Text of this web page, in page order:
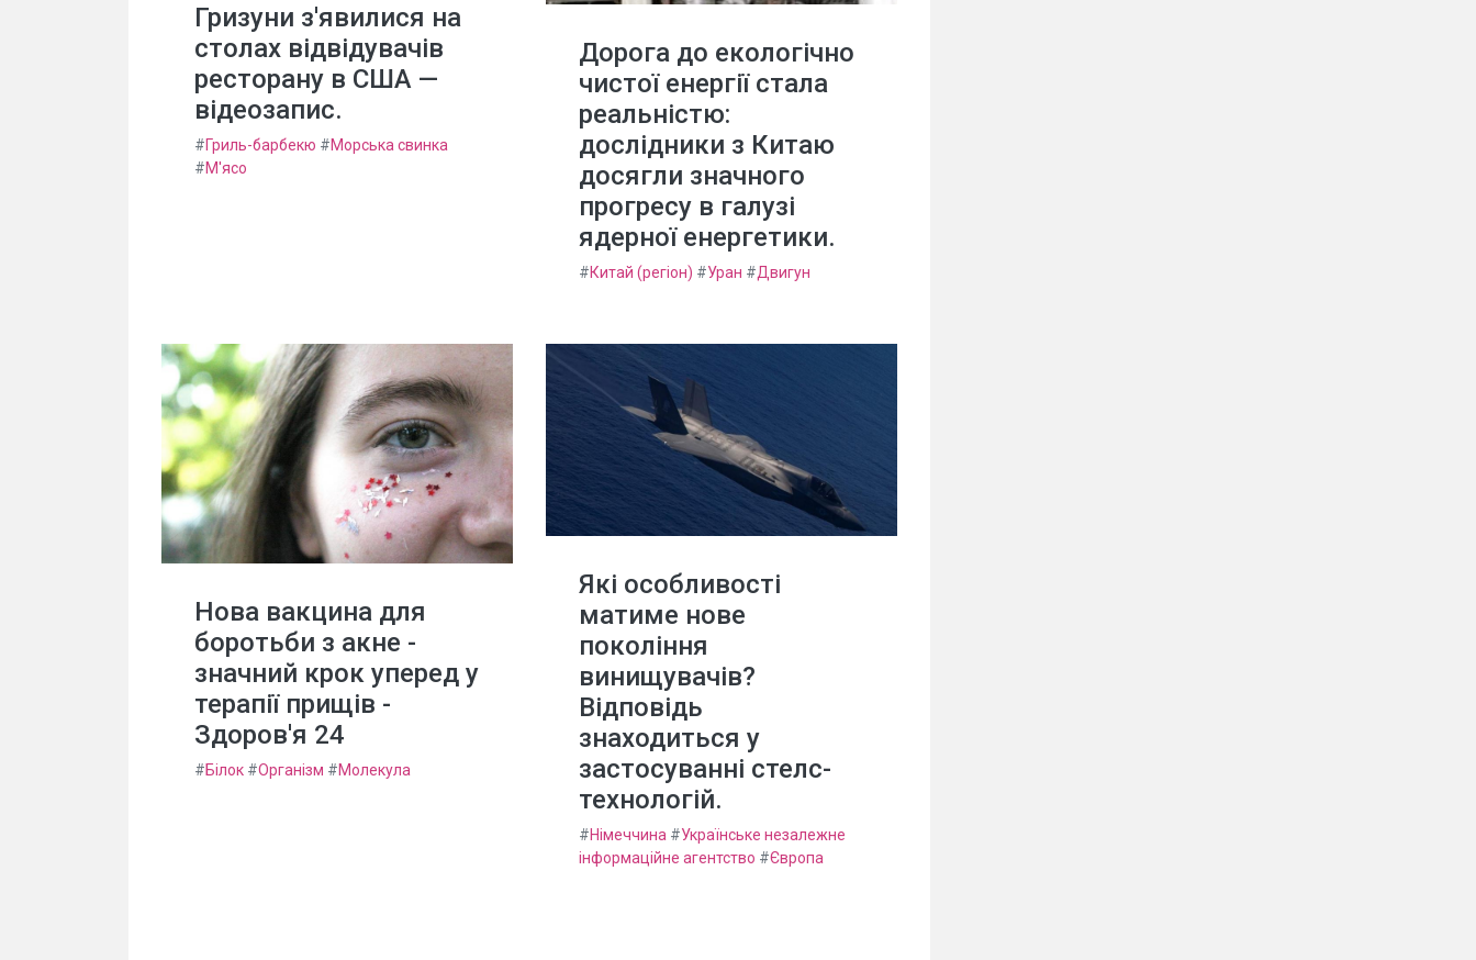
Гризуни з'явилися на
столах відвідувачів
ресторану в США —
відеозапис.
#Гриль-барбекю #Морська свинка
#М'ясо
Дорога до екологічно
чистої енергії стала
реальністю:
дослідники з Китаю
досягли значного
прогресу в галузі
ядерної енергетики.
#Китай (регіон) #Уран #Двигун
Нова вакцина для
боротьби з акне -
значний крок уперед у
терапії прищів -
Здоров'я 24
#Білок #Організм #Молекула
Які особливості
матиме нове
покоління
винищувачів?
Відповідь
знаходиться у
застосуванні стелс-
технологій.
#Німеччина #Українське незалежне
інформаційне агентство #Європа